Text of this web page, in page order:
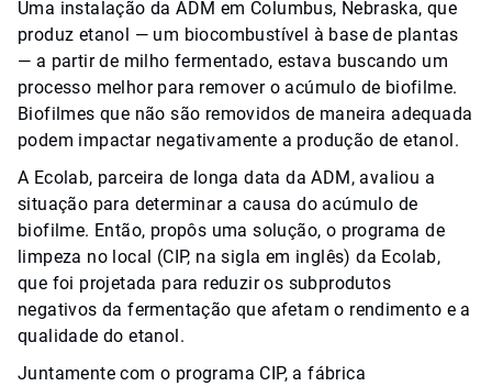
Uma instalação da ADM em Columbus, Nebraska, que
produz etanol — um biocombustível à base de plantas
— a partir de milho fermentado, estava buscando um
processo melhor para remover o acúmulo de biofilme.
Biofilmes que não são removidos de maneira adequada
podem impactar negativamente a produção de etanol.
A Ecolab, parceira de longa data da ADM, avaliou a
situação para determinar a causa do acúmulo de
biofilme. Então, propôs uma solução, o programa de
limpeza no local (CIP, na sigla em inglês) da Ecolab,
que foi projetada para reduzir os subprodutos
negativos da fermentação que afetam o rendimento e a
qualidade do etanol.
Juntamente com o programa CIP, a fábrica